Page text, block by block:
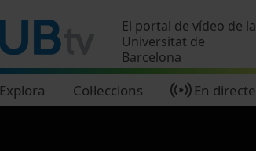
El portal de vídeo de la
Universitat de
Barcelona
Explora Col·leccions En directe